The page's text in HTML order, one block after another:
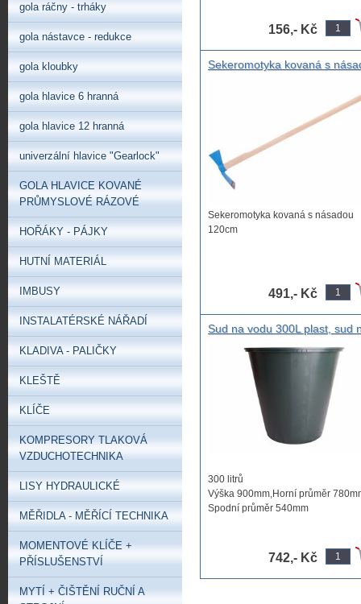
156,- Kč
Sekeromotyka kovaná s
Sekeromotyka kovaná s násadou
120cm
491,- Kč
Sud na vodu 300L plast, sud
materiálu atd.
300 litrů
Výška 900mm,Horní průměr
Spodní průměr 540mm
742,- Kč
gola ráčny - trháky
gola nástavce - redukce
gola kloubky
gola hlavice 6 hranná
gola hlavice 12 hranná
univerzální hlavice "Gearlock"
GOLA HLAVICE KOVANÉ
PRŮMYSLOVÉ RÁZOVÉ
HOŘÁKY - PÁJKY
HUTNÍ MATERIÁL
IMBUSY
INSTALATÉRSKÉ NÁŘADÍ
KLADIVA - PALIČKY
KLEŠTĚ
KLÍČE
KOMPRESORY TLAKOVÁ
VZDUCHOTECHNIKA
LISY HYDRAULICKÉ
MĚŘIDLA - MĚŘÍCÍ TECHNIKA
MOMENTOVÉ KLÍČE +
PŘÍSLUŠENSTVÍ
MYTÍ + ČIŠTĚNÍ RUČNÍ A